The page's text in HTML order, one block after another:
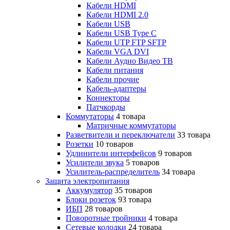
Кабели HDMI
Кабели HDMI 2.0
Кабели USB
Кабели USB Type C
Кабели UTP FTP SFTP
Кабели VGA DVI
Кабели Аудио Видео ТВ
Кабели питания
Кабели прочие
Кабель-адаптеры
Коннекторы
Патчкорды
Коммутаторы 4 товара
Матричные коммутаторы
Разветвители и переключатели 33 товара
Розетки 10 товаров
Удлинители интерфейсов 9 товаров
Усилители звука 5 товаров
Усилитель-распределитель 34 товара
Защита электропитания
Аккумулятор 35 товаров
Блоки розеток 93 товара
ИБП 28 товаров
Поворотные тройники 4 товара
Сетевые колодки 24 товара